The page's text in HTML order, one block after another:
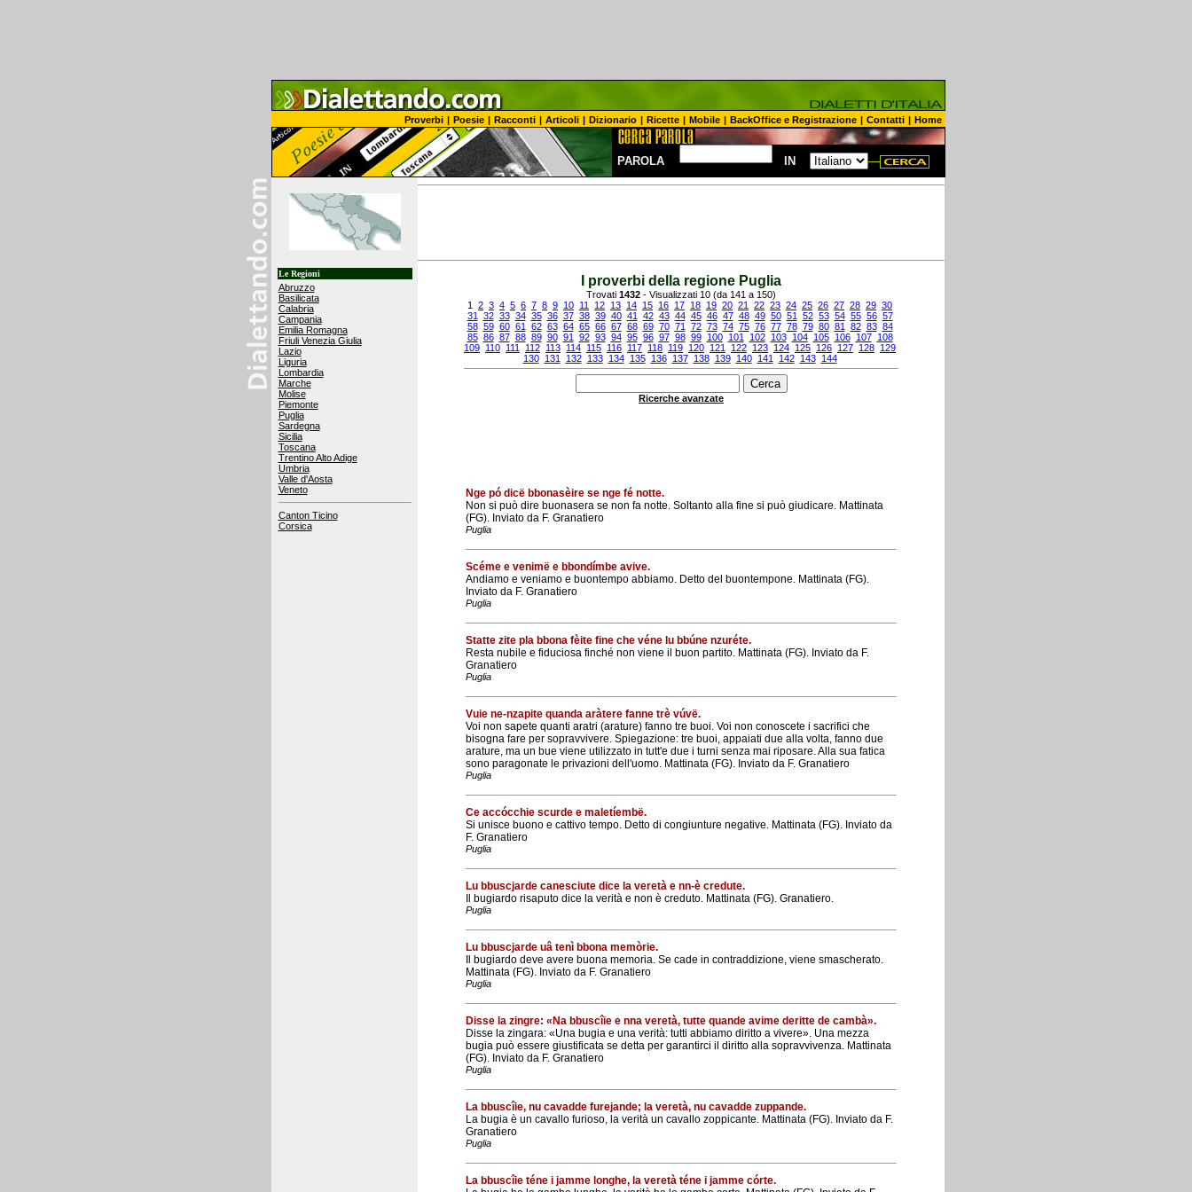
Proverbi | Poesie | Racconti | Articoli | Dizionario | Ricette | Mobile | BackOffice e Registrazione | Contatti | Home
PAROLA IN
Le Regioni
Abruzzo
Basilicata
Calabria
Campania
Emilia Romagna
Friuli Venezia Giulia
Lazio
Liguria
Lombardia
Marche
Molise
Piemonte
Puglia
Sardegna
Sicilia
Toscana
Trentino Alto Adige
Umbria
Valle d'Aosta
Veneto
Canton Ticino
Corsica
I proverbi della regione Puglia
Trovati 1432 - Visualizzati 10 (da 141 a 150)
1
2 3 4 5 6 7 8 9 10 11 12 13 14 15 16 17 18 19 20 21 22 23 24 25 26 27 28 29 30
31
32 33 34 35 36 37 38 39 40 41 42 43 44 45 46 47 48 49 50 51 52 53 54 55 56 57
58 59 60 61 62 63 64 65 66 67 68 69 70 71 72 73 74 75 76 77 78 79 80 81 82 83 84
85 86 87 88 89 90 91 92 93 94 95 96 97 98 99 100 101 102 103 104 105 106 107
108
109 110 111 112 113 114 115 116 117 118 119 120 121 122 123 124 125 126 127 128 129
130
131 132 133 134 135 136 137 138 139 140 141 142 143 144
Ricerche avanzate
Nge pó dicë bbonasèire se nge fé notte.
Non si può dire buonasera se non fa notte. Soltanto alla fine si può giudicare. Mattinata
(FG). Inviato da F. Granatiero
Puglia
Scéme e venimë e bbondímbe avive.
Andiamo e veniamo e buontempo abbiamo. Detto del buontempone. Mattinata (FG).
Inviato da F. Granatiero
Puglia
Statte zite pla bbona fèite fine che véne lu bbúne nzuréte.
Resta nubile e fiduciosa finché non viene il buon partito. Mattinata (FG). Inviato da F.
Granatiero
Puglia
Vuie ne-nzapite quanda aràtere fanne trè vúvë.
Voi non sapete quanti aratri (arature) fanno tre buoi. Voi non conoscete i sacrifici che
bisogna fare per sopravvivere. Spiegazione: tre buoi, appaiati due alla volta, fanno due
arature, ma un bue viene utilizzato in tutt'e due i turni senza mai riposare. Alla sua fatica
sono paragonate le privazioni dell'uomo. Mattinata (FG). Inviato da F. Granatiero
Puglia
Ce accócchie scurde e maletíembë.
Si unisce buono e cattivo tempo. Detto di congiunture negative. Mattinata (FG). Inviato da
F. Granatiero
Puglia
Lu bbuscjarde canesciute dice la veretà e nn-è credute.
Il bugiardo risaputo dice la verità e non è creduto. Mattinata (FG). Granatiero.
Puglia
Lu bbuscjarde uâ tenì bbona memòrie.
Il bugiardo deve avere buona memoria. Se cade in contraddizione, viene smascherato.
Mattinata (FG). Inviato da F. Granatiero
Puglia
Disse la zingre: «Na bbuscîie e nna veretà, tutte quande avime deritte de cambà».
Disse la zingara: «Una bugia e una verità: tutti abbiamo diritto a vivere». Una mezza
bugia può essere giustificata se detta per garantirci il diritto alla sopravvivenza. Mattinata
(FG). Inviato da F. Granatiero
Puglia
La bbuscîie, nu cavadde furejande; la veretà, nu cavadde zuppande.
La bugia è un cavallo furioso, la verità un cavallo zoppicante. Mattinata (FG). Inviato da F.
Granatiero
Puglia
La bbuscîie téne i jamme longhe, la veretà téne i jamme córte.